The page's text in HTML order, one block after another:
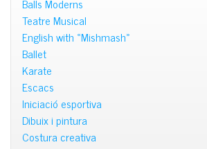
Teatre Musical
English with «Mishmash»
Ballet
Karate
Escacs
Iniciació esportiva
Dibuix i pintura
Costura creativa